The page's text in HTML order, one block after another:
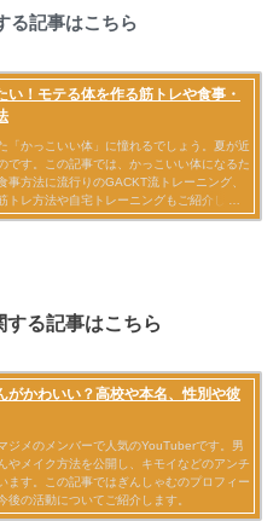
る記事はこちら
する記事はこちら